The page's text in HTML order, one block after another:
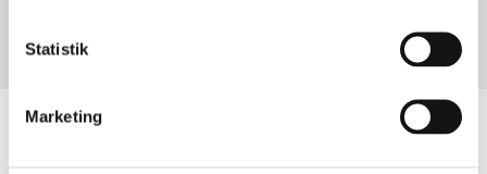
Statistik
Marketing